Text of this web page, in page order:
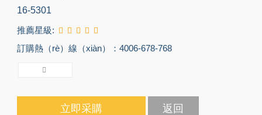
16-5301
推薦星級:
訂購熱（rè）線（xiàn）：4006-678-768
立即采購 返回